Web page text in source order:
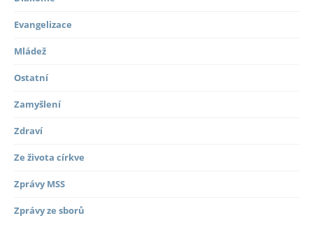
Evangelizace
Mládež
Ostatní
Zamyšlení
Zdraví
Ze života církve
Zprávy MSS
Zprávy ze sborů